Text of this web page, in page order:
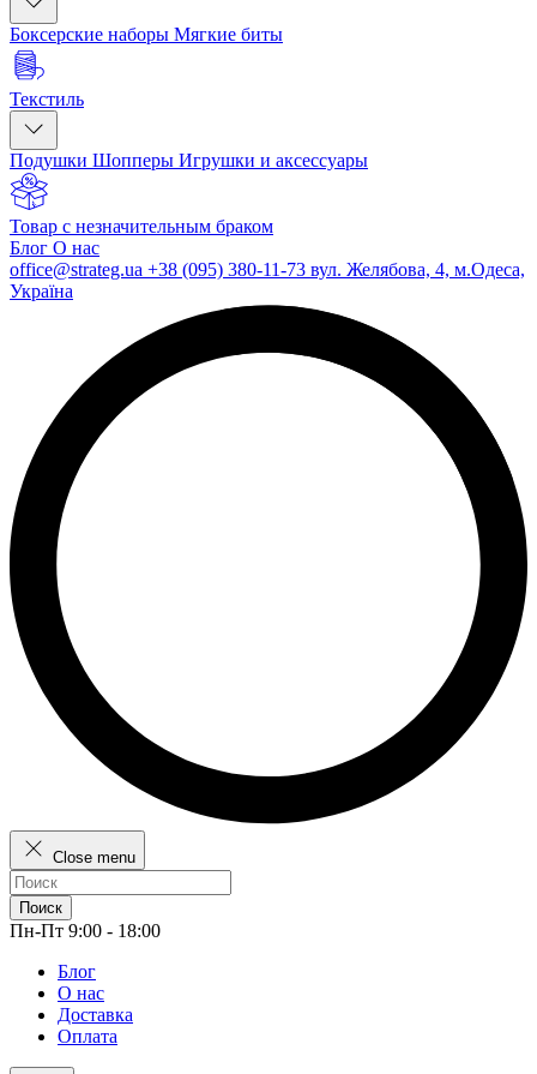
Боксерские наборы Мягкие биты
Текстиль
Подушки Шопперы Игрушки и аксессуары
Товар с незначительным браком
Блог О нас
office@strateg.ua +38 (095) 380-11-73 вул. Желябова, 4, м.Одеса,
Україна
Close menu
Поиск
Пн-Пт 9:00 - 18:00
Блог
О нас
Доставка
Оплата